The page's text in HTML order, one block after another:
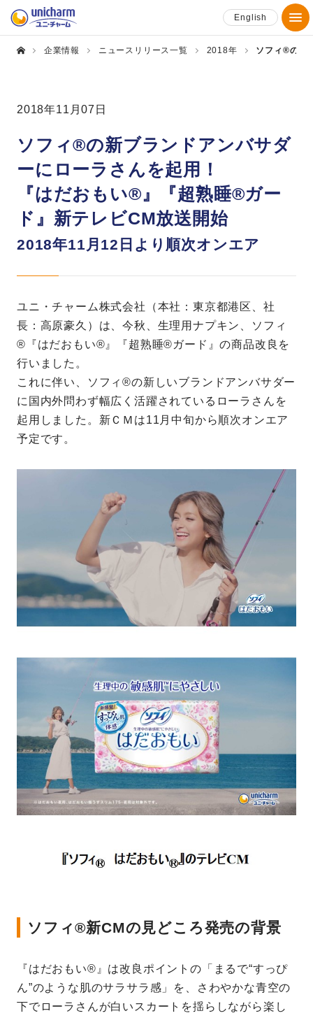
English
企業情報 ニュースリリース一覧 2018年 ソフィ®の新
2018年11月07日
ソフィ®の新ブランドアンバサダ
ーにローラさんを起用！
『はだおもい®』『超熟睡®ガー
ド』新テレビCM放送開始
2018年11月12日より順次オンエア
ユニ・チャーム株式会社（本社：東京都港区、社
長：高原豪久）は、今秋、生理用ナプキン、ソフィ
®『はだおもい®』『超熟睡®ガード』の商品改良を
行いました。
これに伴い、ソフィ®の新しいブランドアンバサダー
に国内外問わず幅広く活躍されているローラさんを
起用しました。新ＣＭは11月中旬から順次オンエア
予定です。
ソフィ®新CMの見どころ発売の背景
『はだおもい®』は改良ポイントの「まるで“すっぴ
ん”のような肌のサラサラ感」を、さわやかな青空の
下でローラさんが白いスカートを揺らしながら楽し